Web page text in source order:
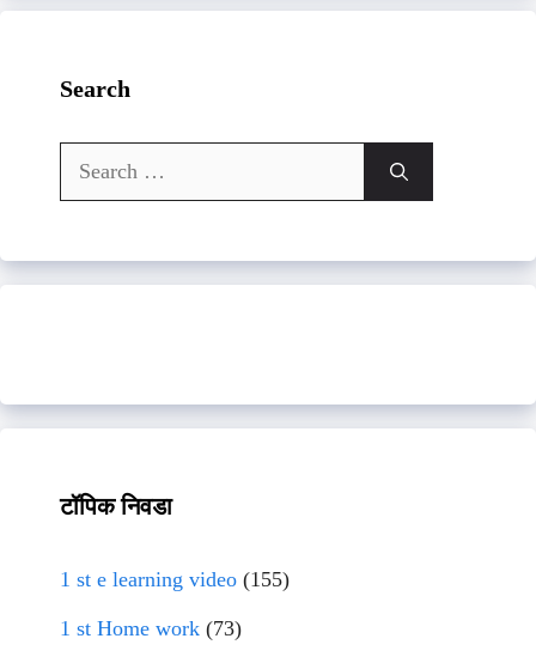
Search
Search
for:
टॉपिक निवडा
1 st e learning video (155)
1 st Home work (73)